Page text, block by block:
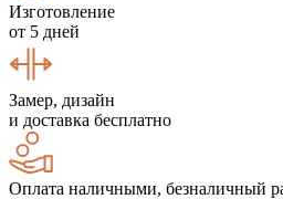
Изготовление
от 5 дней
Замер, дизайн
и доставка бесплатно
Оплата наличными, безналичный